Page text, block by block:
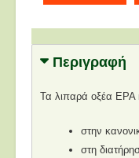
Περιγραφή
Τα λιπαρά οξέα EPA
στην
στη